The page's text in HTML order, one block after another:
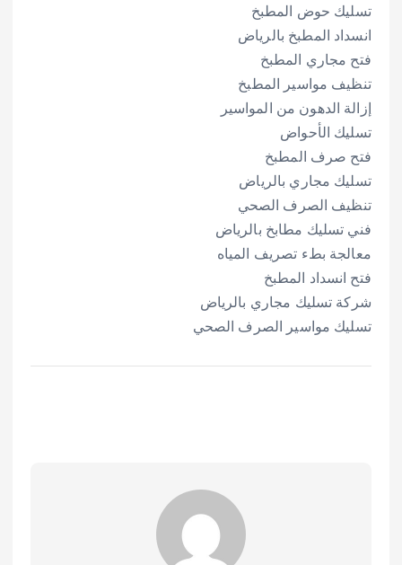
تسليك حوض المطبخ
انسداد المطبخ بالرياض
فتح مجاري المطبخ
تنظيف مواسير المطبخ
إزالة الدهون من المواسير
تسليك الأحواض
فتح صرف المطبخ
تسليك مجاري بالرياض
تنظيف الصرف الصحي
فني تسليك مطابخ بالرياض
معالجة بطء تصريف المياه
فتح انسداد المطبخ
شركة تسليك مجاري بالرياض
تسليك مواسير الصرف الصحي